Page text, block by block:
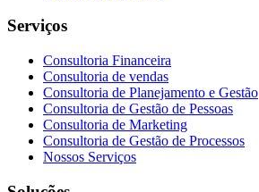
Serviços
Consultoria Financeira
Consultoria de vendas
Consultoria de Planejamento e Gestão
Consultoria de Gestão de Pessoas
Consultoria de Marketing
Consultoria de Gestão de Processos
Nossos Serviços